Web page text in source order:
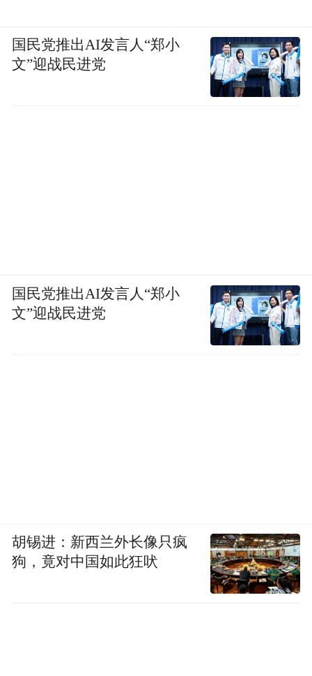
国民党推出AI发言人“郑小
文”迎战民进党
国民党推出AI发言人“郑小
文”迎战民进党
胡锡进：新西兰外长像只疯
狗，竟对中国如此狂吠